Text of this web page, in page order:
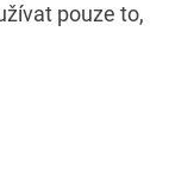
pouze to,